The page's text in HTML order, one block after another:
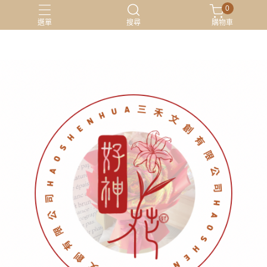
選單 搜尋
0
購物車